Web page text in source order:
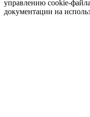
управлению cookie-
документации на